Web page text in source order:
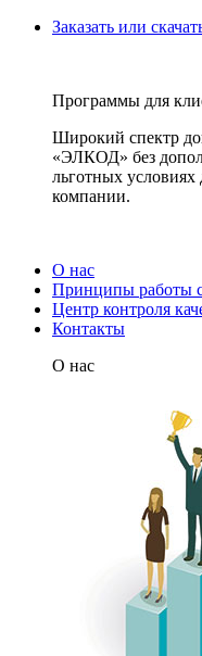
Заказать или
Программы для
Широкий спектр
«ЭЛКОД» без
льготных
компании.
О нас
Принципы работы
Центр контроля
Контакты
О нас